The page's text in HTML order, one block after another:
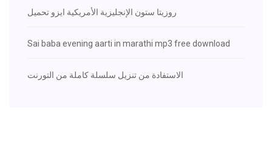
روزيتا ستون الإنجليزية الأمريكية ايزو تحميل
Sai baba evening aarti in marathi mp3 free download
الاستفادة من تنزيل سلسلة كاملة من التورنت